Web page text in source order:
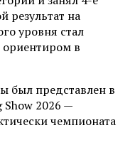
результат на
уровня стал
в
был представлен в
2026 —
чемпионата